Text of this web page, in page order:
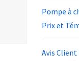
Pompe à
Prix et
Avis Client